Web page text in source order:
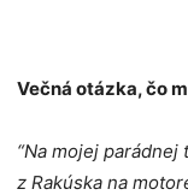
Večná otázka, čo
“Na mojej
z Rakúska na